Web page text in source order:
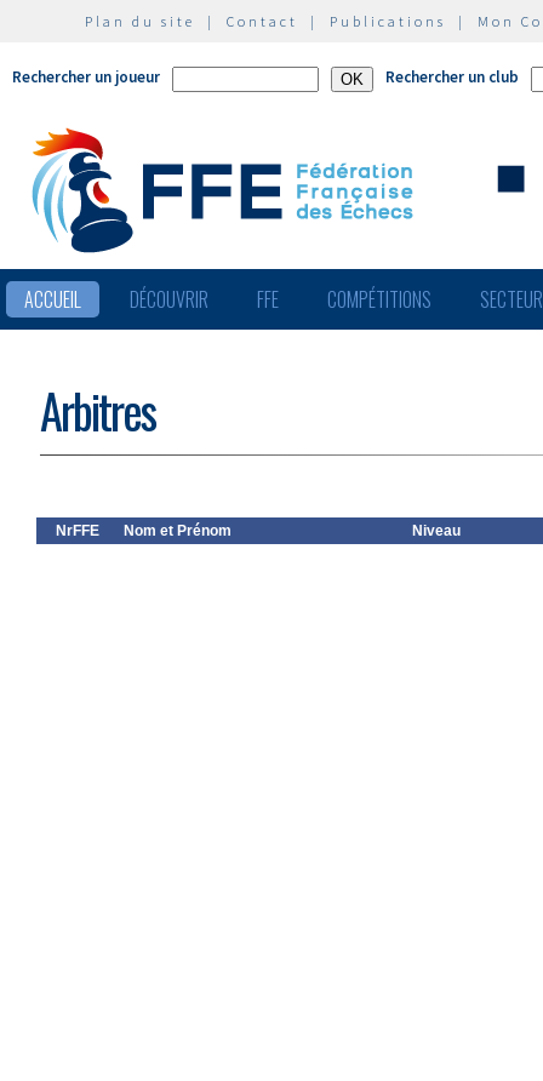
Plan du site | Contact | Publications | Mon
Rechercher un joueur Rechercher un club
ACCUEIL DÉCOUVRIR FFE COMPÉTITIONS
Arbitres
NrFFE Nom et Prénom Niveau